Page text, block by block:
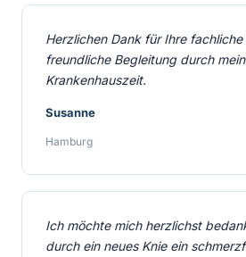
Herzlichen Dank für Ihre
freundliche Begleitung durch
Krankenhauszeit.
Susanne
Hamburg
Ich möchte mich herzlichst
durch ein neues Knie ein